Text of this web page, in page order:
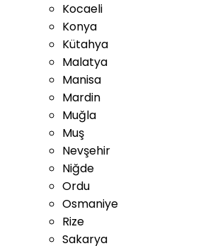
Kocaeli
Konya
Kütahya
Malatya
Manisa
Mardin
Muğla
Muş
Nevşehir
Niğde
Ordu
Osmaniye
Rize
Sakarya